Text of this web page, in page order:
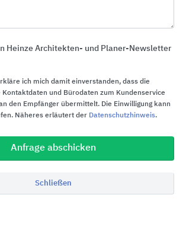
und Hybrid-Entwässerung
Heinze Architekten- und Planer-Newsletter
ich mich damit einverstanden, dass die
Kontaktdaten und Bürodaten zum Kundenservice
den Empfänger übermittelt. Die Einwilligung kann
Näheres erläutert der Datenschutzhinweis.
Anfrage abschicken
Schließen